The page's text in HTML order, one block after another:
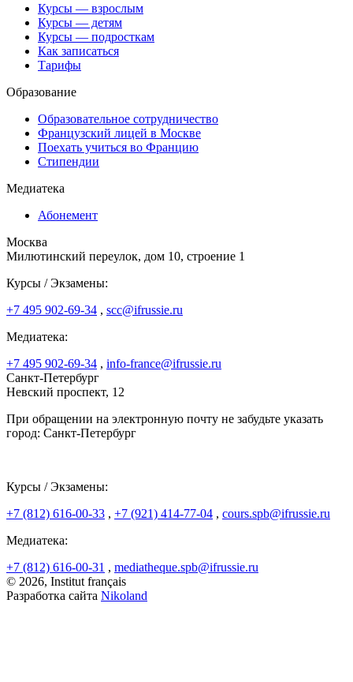
Курсы — взрослым
Курсы — детям
Курсы — подросткам
Как записаться
Тарифы
Образование
Образовательное сотрудничество
Французский лицей в Москве
Поехать учиться во Францию
Стипендии
Медиатека
Абонемент
Москва
Милютинский переулок, дом 10, строение 1
Курсы / Экзамены:
+7 495 902-69-34 , scc@ifrussie.ru
Медиатека:
+7 495 902-69-34 , info-france@ifrussie.ru
Санкт-Петербург
Невский проспект, 12
При обращении на электронную почту не забудьте указать
город: Санкт-Петербург
Курсы / Экзамены:
+7 (812) 616-00-33 , +7 (921) 414-77-04 , cours.spb@ifrussie.ru
Медиатека:
+7 (812) 616-00-31 , mediatheque.spb@ifrussie.ru
© 2026, Institut français
Разработка сайта Nikoland